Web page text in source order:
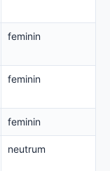
feminin
feminin
feminin
neutrum